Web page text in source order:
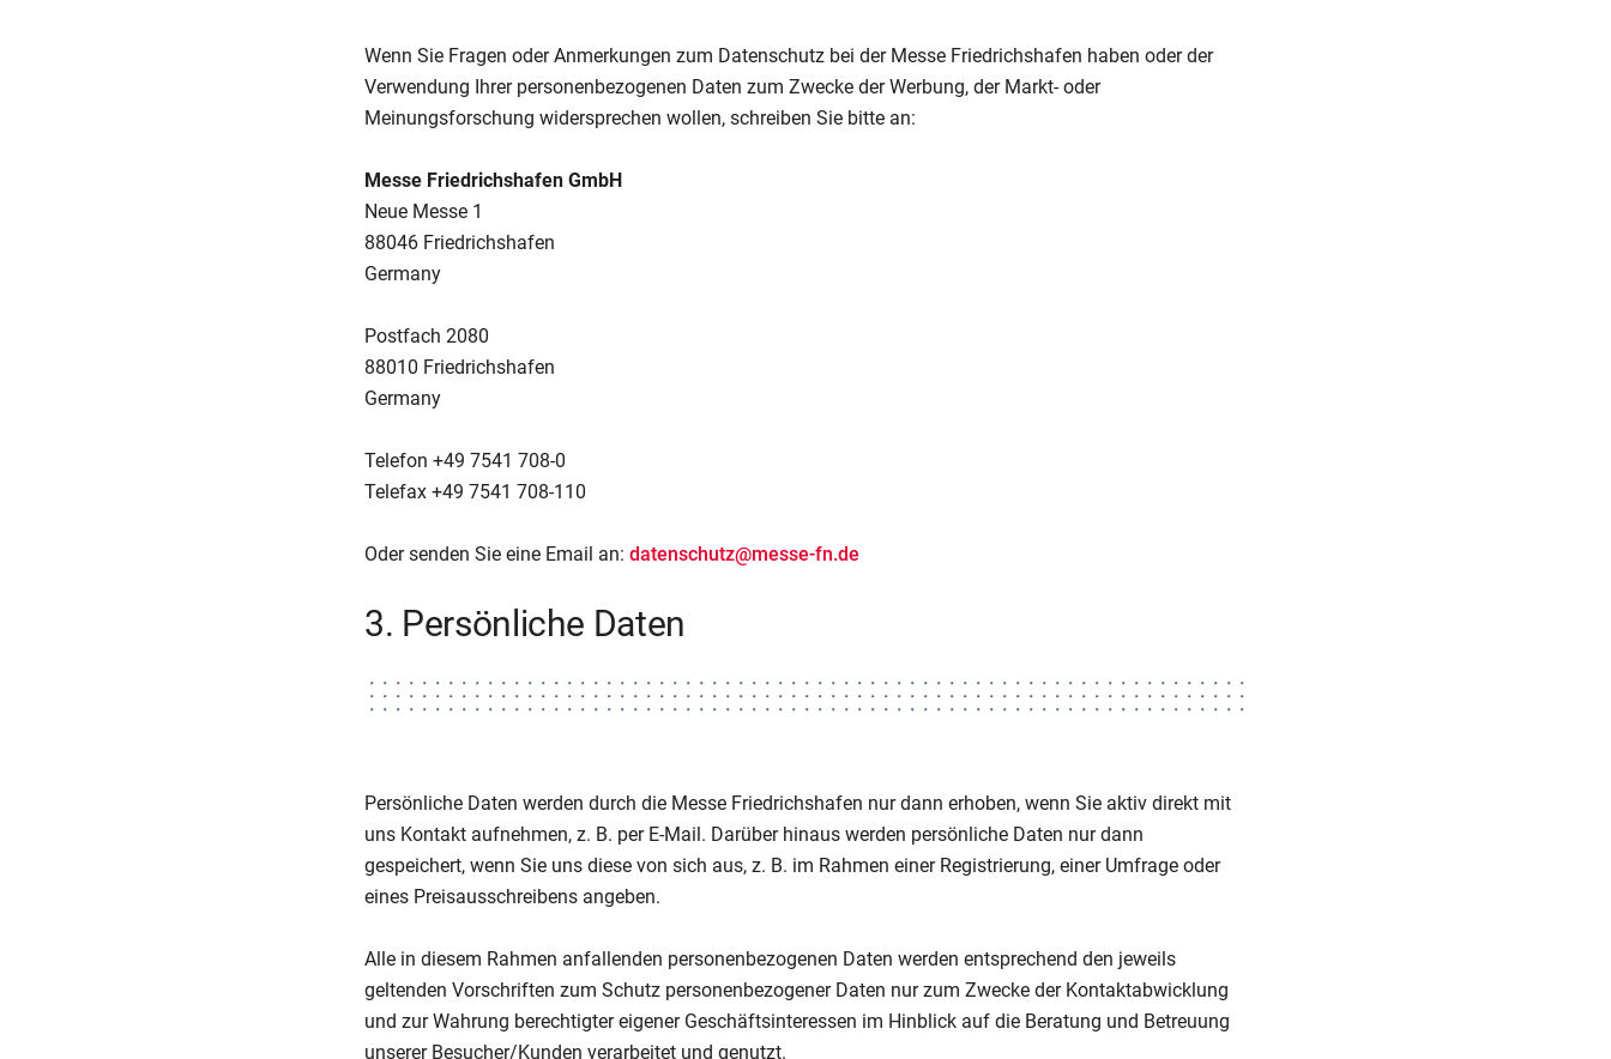
Wenn Sie Fragen oder Anmerkungen zum Datenschutz bei der Messe Friedrichshafen haben oder der
Verwendung Ihrer personenbezogenen Daten zum Zwecke der Werbung, der Markt- oder
Meinungsforschung widersprechen wollen, schreiben Sie bitte an:
Messe Friedrichshafen GmbH
Neue Messe 1
88046 Friedrichshafen
Germany
Postfach 2080
88010 Friedrichshafen
Germany
Telefon +49 7541 708-0
Telefax +49 7541 708-110
Oder senden Sie eine Email an: datenschutz@messe-fn.de
3. Persönliche Daten
Persönliche Daten werden durch die Messe Friedrichshafen nur dann erhoben, wenn Sie aktiv direkt mit
uns Kontakt aufnehmen, z. B. per E-Mail. Darüber hinaus werden persönliche Daten nur dann
gespeichert, wenn Sie uns diese von sich aus, z. B. im Rahmen einer Registrierung, einer Umfrage oder
eines Preisausschreibens angeben.
Alle in diesem Rahmen anfallenden personenbezogenen Daten werden entsprechend den jeweils
geltenden Vorschriften zum Schutz personenbezogener Daten nur zum Zwecke der Kontaktabwicklung
und zur Wahrung berechtigter eigener Geschäftsinteressen im Hinblick auf die Beratung und Betreuung
unserer Besucher/Kunden verarbeitet und genutzt.